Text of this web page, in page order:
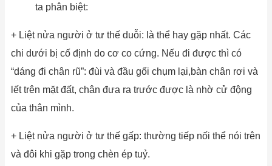
ta phân biệt:
+ Liệt nửa người ở tư thế duỗi: là thể hay gặp nhất. Các
chi dưới bị cố định do cơ co cứng. Nếu đi được thì có
“dáng đi chân rũ”: đùi và đầu gối chụm lại,bàn chân rơi và
lết trên mặt đất, chân đưa ra trước được là nhờ cử động
của thân mình.
+ Liệt nửa người ở tư thế gấp: thường tiếp nối thể nói trên
và đôi khi gặp trong chèn ép tuỷ.